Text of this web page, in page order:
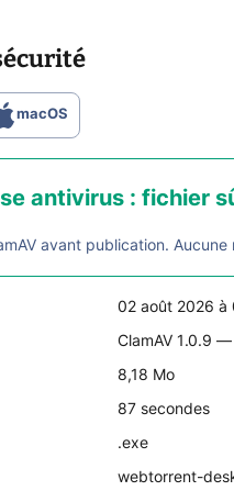
macOS
antivirus : fichier
avant publication. Aucune
02 août 2026 à
ClamAV 1.0.9
8,18 Mo
87 secondes
.exe
webtorrent-